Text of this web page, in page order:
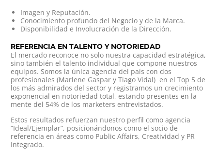
Imagen y Reputación.
Conocimiento profundo del Negocio y de la Marca.
Disponibilidad e Involucración de la Dirección.
REFERENCIA EN TALENTO Y NOTORIEDAD
El mercado reconoce no solo nuestra capacidad estratégica,
sino también el talento individual que compone nuestros
equipos. Somos la única agencia del país con dos
profesionales (Marlene Gaspar y Tiago Vidal) en el Top 5 de
los más admirados del sector y registramos un crecimiento
exponencial en notoriedad total, estando presentes en la
mente del 54% de los marketers entrevistados.
Estos resultados refuerzan nuestro perfil como agencia
“Ideal/Ejemplar”, posicionándonos como el socio de
referencia en áreas como Public Affairs, Creatividad y PR
Integrado.